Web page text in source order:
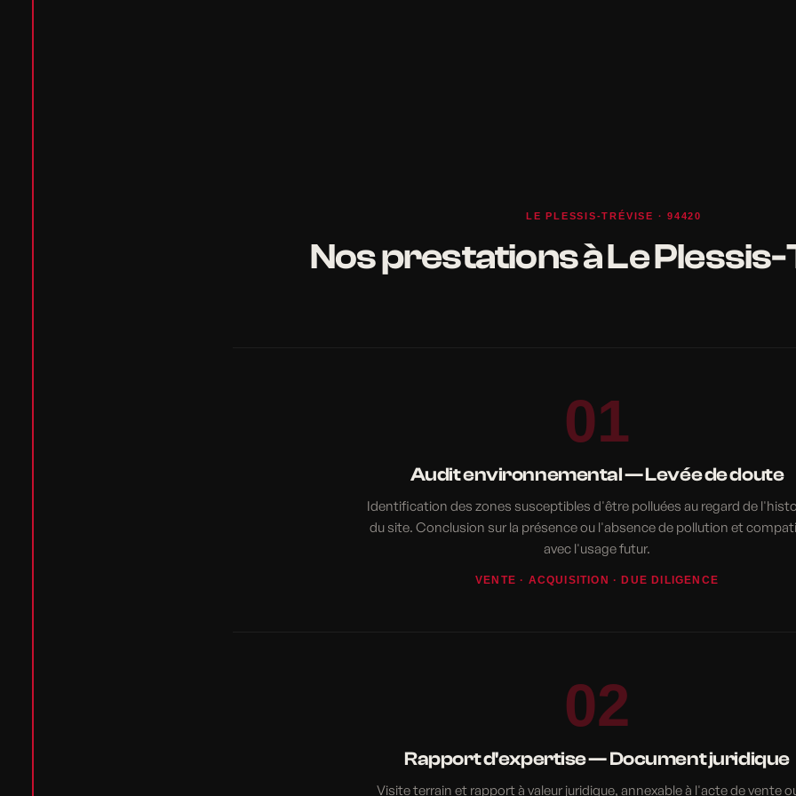
LE PLESSIS-TRÉVISE · 94420
Nos prestations à Le
01
Audit environnemental — Levée de doute
Identification des zones susceptibles d'être polluées au regard de
du site. Conclusion sur la présence ou l'absence de pollution et
avec l'usage futur.
VENTE · ACQUISITION · DUE DILIGENCE
02
Rapport d'expertise — Document juridique
Visite terrain et rapport à valeur juridique, annexable à l'acte de vente